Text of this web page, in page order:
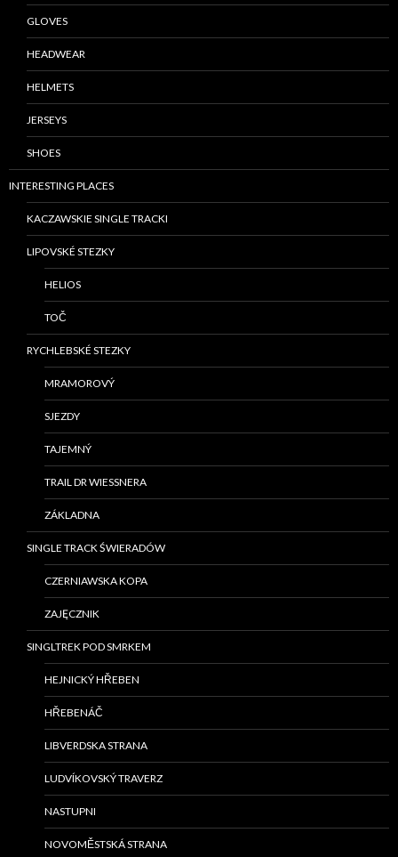
GLOVES
HEADWEAR
HELMETS
JERSEYS
SHOES
INTERESTING PLACES
KACZAWSKIE SINGLE TRACKI
LIPOVSKÉ STEZKY
HELIOS
TOČ
RYCHLEBSKÉ STEZKY
MRAMOROVÝ
SJEZDY
TAJEMNÝ
TRAIL DR WIESSNERA
ZÁKLADNA
SINGLE TRACK ŚWIERADÓW
CZERNIAWSKA KOPA
ZAJĘCZNIK
SINGLTREK POD SMRKEM
HEJNICKÝ HŘEBEN
HŘEBENÁČ
LIBVERDSKA STRANA
LUDVÍKOVSKÝ TRAVERZ
NASTUPNI
NOVOMĚSTSKÁ STRANA